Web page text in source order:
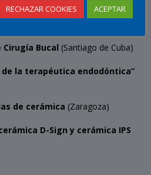
y estomatólogos
Bucal (Santiago de Cuba)
de la terapéutica endodóntica”
de cerámica (Zaragoza)
D-Sign y cerámica IPS
RECHAZAR COOKIES ACEPTAR